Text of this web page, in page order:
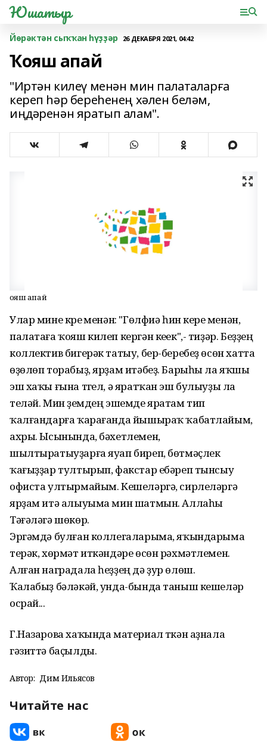
Юшатыр
Йөрәктән сыҡҡан һүҙҙәр 26 ДЕКАБРЯ 2021, 04:42
Ҡояш апай
"Иртəн килеү менəн мин палаталарға
кереп һəр береһенең хəлен белəм,
иңдəренəн яратып алам".
Ҡояш апай
Улар мине күреү менəн: "Гөлфиə һин кереү менəн,
палатаға ҡояш килеп кергəн кеүек",- тиҙəр. Беҙҙең
коллектив бигерəк татыу, бер-беребеҙ өсөн хатта
өҙөлөп торабыҙ, ярҙам итəбеҙ. Барыһы ла яҡшы
эш хаҡы ғына түгел, ə яратҡан эш булыуҙы ла
телəй. Мин үҙемдең эшемде яратам тип
ҡалғандарға ҡарағанда йышыраҡ ҡабатлайым,
ахры. Ысынында, бəхетлемен,
шылтыратыуҙарға яуап биреп, бөтмəҫлек
ҡағыҙҙар тултырып, факстар ебəреп тынсыу
офиста ултырмайым. Кешелəргə, сирлелəргə
ярҙам итə алыуыма мин шатмын. Аллаһы
Тəғəлəгə шөкөр.
Эргəмдə булған коллегаларыма, яҡындарыма
терəк, хөрмəт иткəндəре өсөн рəхмəтлемен.
Алған наградала һеҙҙең дə ҙур өлөш.
Ҡалабыҙ бəлəкəй, унда-бында таныш кешелəр
осрай...
Г.Назарова хаҡында материал үткән аҙнала
гәзиттә баҫылды.
Автор: Дим Ильясов
Читайте нас